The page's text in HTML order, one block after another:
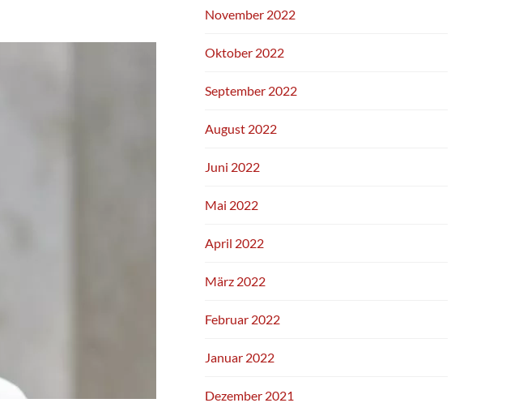
November 2022
Oktober 2022
September 2022
August 2022
Juni 2022
Mai 2022
April 2022
März 2022
Februar 2022
Januar 2022
Dezember 2021